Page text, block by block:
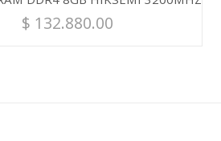
$ 132.880.00